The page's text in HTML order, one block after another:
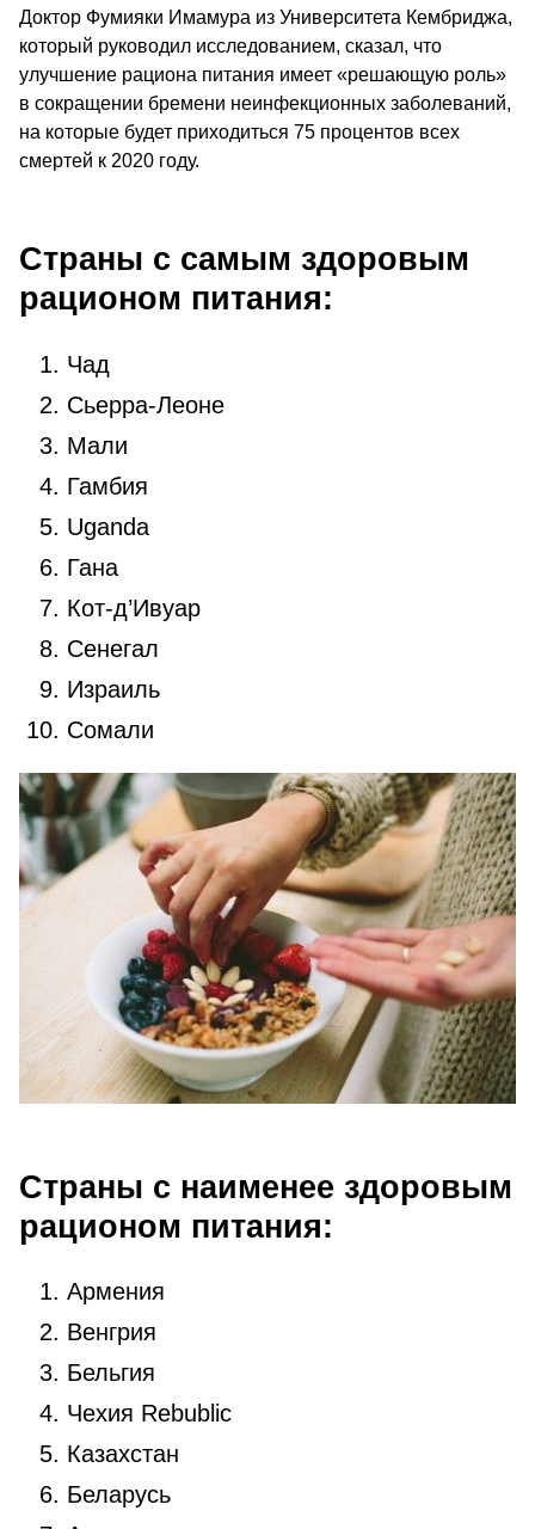
Доктор Фумияки Имамура из Университета Кембриджа,
который руководил исследованием, сказал, что
улучшение рациона питания имеет «решающую роль»
в сокращении бремени неинфекционных заболеваний,
на которые будет приходиться 75 процентов всех
смертей к 2020 году.
Страны с самым здоровым
рационом питания:
Чад
Сьерра-Леоне
Мали
Гамбия
Uganda
Гана
Кот-д’Ивуар
Сенегал
Израиль
Сомали
Страны с наименее здоровым
рационом питания:
Армения
Венгрия
Бельгия
Чехия Rebublic
Казахстан
Беларусь